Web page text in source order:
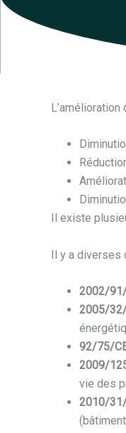
Il existe
Il y a diverses
2002/
2005/32/
92/75/
2009/
vie des
2010/